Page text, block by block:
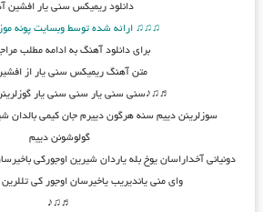
دانلود ریمیکس سنی یار افشین
♫♫♫ ارائه شده توسط وبسایت پونه
برای دانلود آهنگ به ادامه مطلب
متن آهنگ ریمیکس سنی یار از
♬♫♪سنی سنی یار سنی سنی یار
سوزلرينن دييم سنه هرگون دييرم جان كيمي بالدان
گولوشونن دييم
دونياني آخداراسان يوخ بله ياردان شيرين اوجوركي
واي مني يانديريب ياخيرسان اوجور كي
♬♫♪